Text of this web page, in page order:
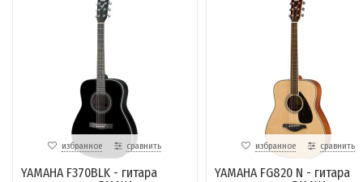
избранное сравнить
YAMAHA F370BLK - гитара
избранное сравнить
YAMAHA FG820 N - гитара